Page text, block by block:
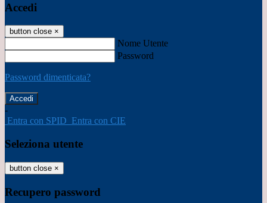
Accedi
button close ×
Nome Utente
Password
Password dimenticata?
-
Entra con SPID Entra con CIE
Seleziona utente
button close ×
Recupero password